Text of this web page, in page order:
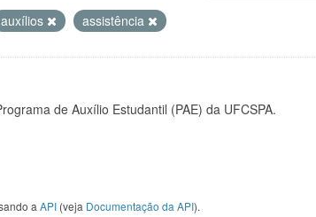
auxílios assistência
de Auxílio Estudantil (PAE) da UFCSPA.
a API (veja Documentação da API).